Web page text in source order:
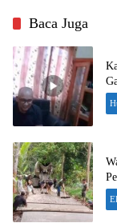
Baca Juga